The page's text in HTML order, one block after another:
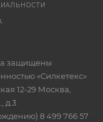
защищены
«Силкетекс»
12-29 Москва,
д.3
8 499 766 57